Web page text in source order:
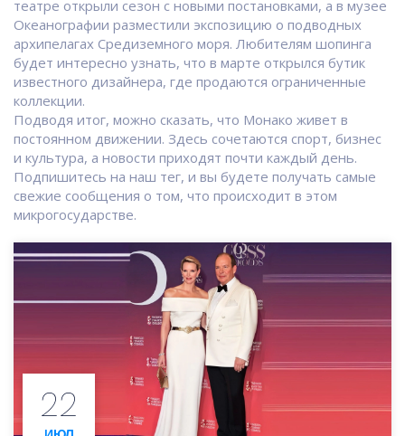
театре открыли сезон с новыми постановками, а в музее
Океанографии разместили экспозицию о подводных
архипелагах Средиземного моря. Любителям шопинга
будет интересно узнать, что в марте открылся бутик
известного дизайнера, где продаются ограниченные
коллекции.
Подводя итог, можно сказать, что Монако живет в
постоянном движении. Здесь сочетаются спорт, бизнес
и культура, а новости приходят почти каждый день.
Подпишитесь на наш тег, и вы будете получать самые
свежие сообщения о том, что происходит в этом
микрогосударстве.
22